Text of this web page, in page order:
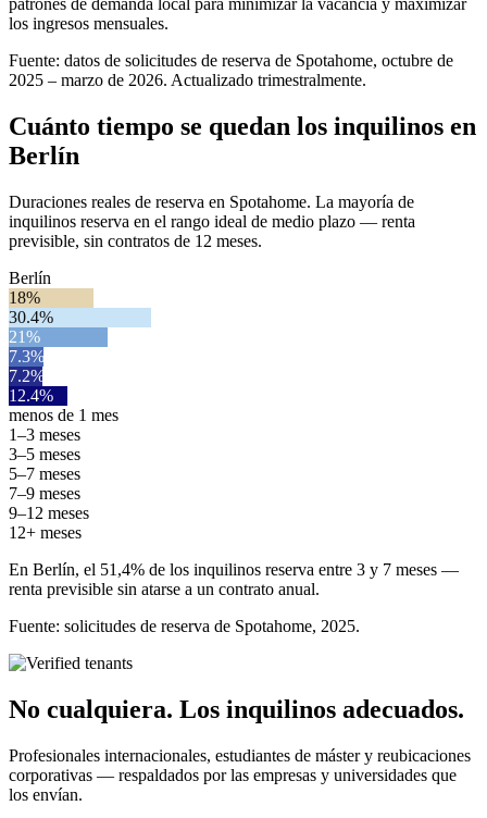
patrones de demanda local para minimizar la vacancia y maximizar
los ingresos mensuales.
Fuente: datos de solicitudes de reserva de Spotahome, octubre de
2025 – marzo de 2026. Actualizado trimestralmente.
Cuánto tiempo se quedan los inquilinos en
Berlín
Duraciones reales de reserva en Spotahome. La mayoría de
inquilinos reserva en el rango ideal de medio plazo — renta
previsible, sin contratos de 12 meses.
Berlín
18%
30.4%
21%
7.3%
7.2%
12.4%
menos de 1 mes
1–3 meses
3–5 meses
5–7 meses
7–9 meses
9–12 meses
12+ meses
En Berlín, el 51,4% de los inquilinos reserva entre 3 y 7 meses —
renta previsible sin atarse a un contrato anual.
Fuente: solicitudes de reserva de Spotahome, 2025.
No cualquiera. Los inquilinos adecuados.
Profesionales internacionales, estudiantes de máster y reubicaciones
corporativas — respaldados por las empresas y universidades que
los envían.